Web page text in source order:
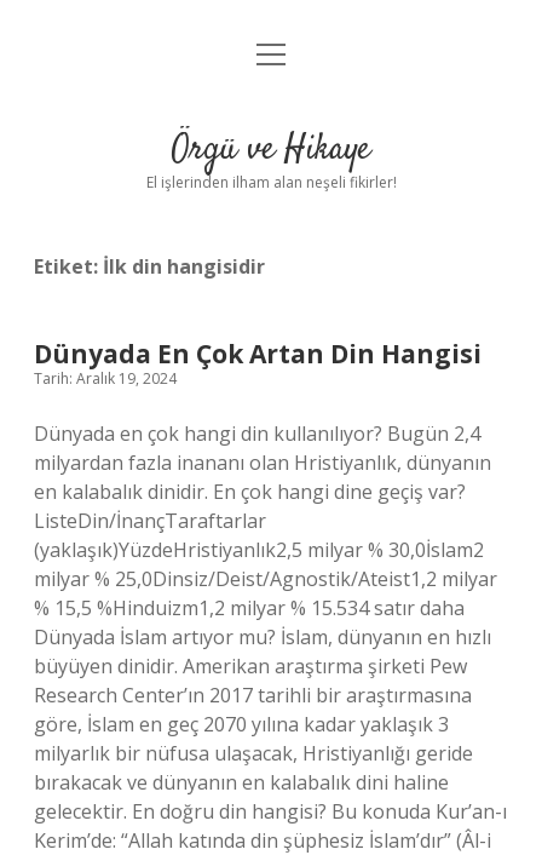
Anasayfa
Yasal Uyarı
menüyü
Örgü ve Hikaye
El işlerinden ilham alan neşeli fikirler!
Etiket: İlk din hangisidir
Dünyada En Çok Artan Din Hangisi
Tarih: Aralık 19, 2024
Dünyada en çok hangi din kullanılıyor? Bugün 2,4
milyardan fazla inananı olan Hristiyanlık, dünyanın
en kalabalık dinidir. En çok hangi dine geçiş var?
ListeDin/İnançTaraftarlar
(yaklaşık)YüzdeHristiyanlık2,5 milyar % 30,0İslam2
milyar % 25,0Dinsiz/Deist/Agnostik/Ateist1,2 milyar
% 15,5 %Hinduizm1,2 milyar % 15.534 satır daha
Dünyada İslam artıyor mu? İslam, dünyanın en hızlı
büyüyen dinidir. Amerikan araştırma şirketi Pew
Research Center’ın 2017 tarihli bir araştırmasına
göre, İslam en geç 2070 yılına kadar yaklaşık 3
milyarlık bir nüfusa ulaşacak, Hristiyanlığı geride
bırakacak ve dünyanın en kalabalık dini haline
gelecektir. En doğru din hangisi? Bu konuda Kur’an-ı
Kerim’de: “Allah katında din şüphesiz İslam’dır” (Âl-i